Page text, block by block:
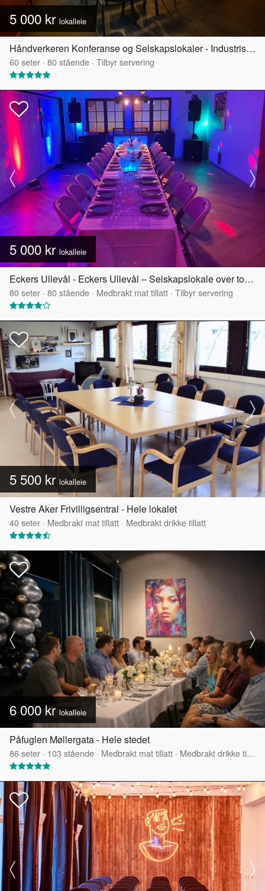
5 000 kr lokalleie
Håndverkeren Konferanse og Selskapslokaler - Industrisalen
60seter · 80stående · Tilbyr servering
5 000 kr lokalleie
Eckers Ullevål - Eckers Ullevål – Selskapslokale over to etasjer
80seter · 80stående · Medbrakt mat tillatt · Tilbyr servering
5 500 kr lokalleie
Vestre Aker Frivilligsentral - Hele lokalet
40seter · Medbrakt mat tillatt · Medbrakt drikke tillatt
6 000 kr lokalleie
Påfuglen Møllergata - Hele stedet
86seter · 103 stående · Medbrakt mat tillatt · Medbrakt drikke tillatt